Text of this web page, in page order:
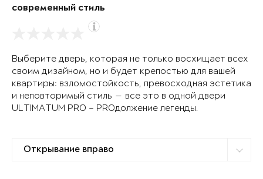
современный стиль
Выберите дверь, которая не только восхищает всех
своим дизайном, но и будет крепостью для вашей
квартиры: взломостойкость, превосходная эстетика
и неповторимый стиль — все это в одной двери
ULTIMATUM PRO – PROдолжение легенды.